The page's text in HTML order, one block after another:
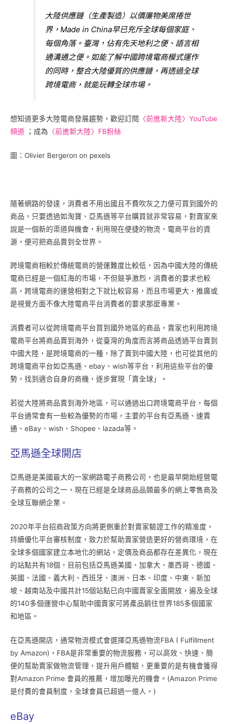
大陸供應鏈（生產製造）以價廉物美席捲世
界，Made in China早已充斥全球每個家庭、
每個角落。臺灣，佔有先天地利之便、語言相
通溝通之便。如能了解中國跨境電商模式運作
的同時，整合大陸優質的供應鏈，再透過全球
跨境電商，就能玩轉全球市場。
想知道更多大陸電商發展趨勢，歡迎訂閱
〈前進新大陸〉YouTube
頻道 ；成為 〈前進新大陸〉FB粉絲
圖：Olivier Bergeron on pexels
隨著網路的發達，消費者不用出國且不費吹灰之力便可買到國外的
商品，只要透過如淘寶、亞馬遜等平台購買就非常容易，對賣家來
說是一個新的渠道與機會，利用現在便捷的物流、電商平台的資
源，便可把商品賣到全世界。
跨境電商相較於傳統電商的營運難度比較低，因為中國大陸的傳統
電商已經是一個紅海的市場，不但競爭激烈，消費者的要求也較
高，跨境電商的運營相對之下就比較容易，而且市場更大，推廣或
是視覺方面不像大陸電商平台消費者的要求那麼專業。
消費者可以從跨境電商平台買到國外地區的商品，賣家也利用跨境
電商平台將商品賣到海外，從臺灣的角度而言將商品透過平台賣到
中國大陸，是跨境電商的一種，除了賣到中國大陸，也可從其他的
跨境電商平台如亞馬遜、ebay、wish等平台，利用這些平台的優
勢，找到適合自身的商機，逐步實現「賣全球」。
若從大陸將商品賣到海外地區，可以通過出口跨境電商平台，每個
平台通常會有一些較為優勢的市場，主要的平台有亞馬遜、速賣
通、eBay、wish、Shopee、lazada等。
亞馬遜全球開店
亞馬遜是美國最大的一家網路電子商務公司，也是最早開始經營電
子商務的公司之一，現在已經是全球商品品類最多的網上零售商及
全球互聯網企業。
2020年平台招商政策方向將更側重於對賣家驗證工作的精准度，
持續優化平台審核制度，致力於幫助賣家營造更好的營商環境，在
全球多個國家建立本地化的網站，定價及商品都存在差異化，現在
的站點共有18個，目前包括亞馬遜美國、加拿大、墨西哥、德國、
英國、法國、義大利、西班牙、澳洲、日本、印度、中東、新加
坡、越南站及中國共計15個站點已向中國賣家全面開放，遍及全球
的140多個運營中心幫助中國賣家可將產品銷往世界185多個國家
和地區。
在亞馬遜開店，通常物流模式會選擇亞馬遜物流FBA ( Fulfillment
by Amazon)，FBA是非常重要的物流服務，可以高效、快速、簡
便的幫助賣家做物流管理，提升用戶體驗，更重要的是有機會獲得
對Amazon Prime 會員的推薦，增加曝光的機會。(Amazon Prime
是付費的會員制度，全球會員已超過一億人。)
eBay